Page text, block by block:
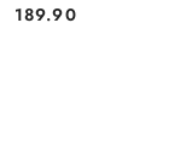
Cena:
189.90